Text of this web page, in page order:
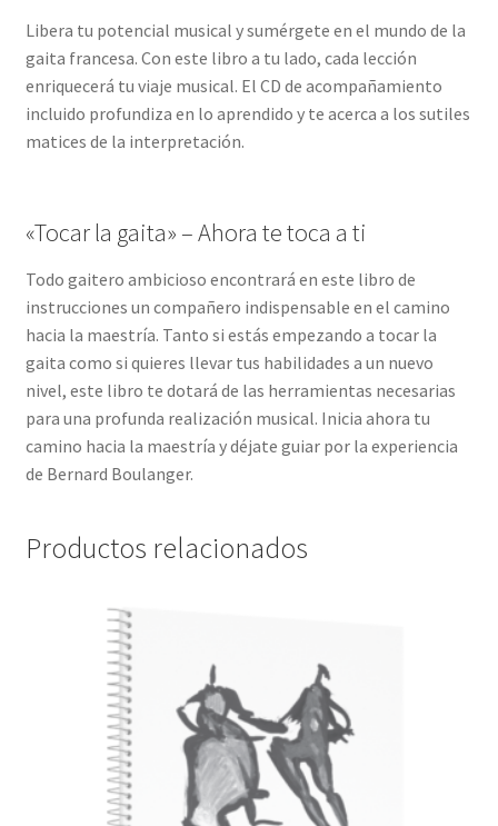
Libera tu potencial musical y sumérgete en el mundo de la
gaita francesa. Con este libro a tu lado, cada lección
enriquecerá tu viaje musical. El CD de acompañamiento
incluido profundiza en lo aprendido y te acerca a los sutiles
matices de la interpretación.
«Tocar la gaita» – Ahora te toca a ti
Todo gaitero ambicioso encontrará en este libro de
instrucciones un compañero indispensable en el camino
hacia la maestría. Tanto si estás empezando a tocar la
gaita como si quieres llevar tus habilidades a un nuevo
nivel, este libro te dotará de las herramientas necesarias
para una profunda realización musical. Inicia ahora tu
camino hacia la maestría y déjate guiar por la experiencia
de Bernard Boulanger.
Productos relacionados